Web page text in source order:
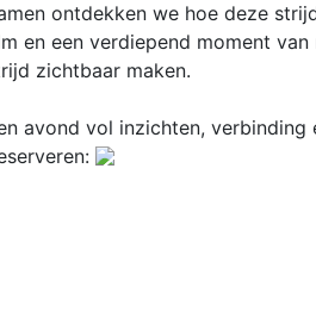
ontdekken we hoe deze
en een verdiepend moment
zichtbaar maken.
avond vol inzichten,